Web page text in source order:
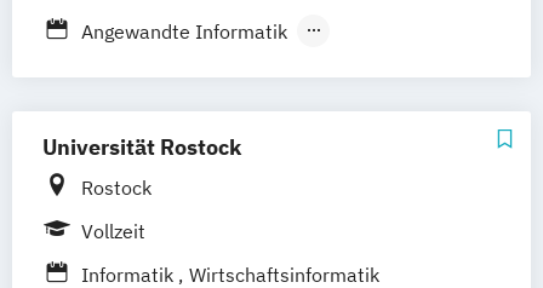
Angewandte Informatik
Wirtschaftsinformatik
IT-Systementwicklung
Wirtschaftsinformatik - IT-Management
und IT-Consulting
Universität Rostock
Rostock
Vollzeit
Informatik
Wirtschaftsinformatik